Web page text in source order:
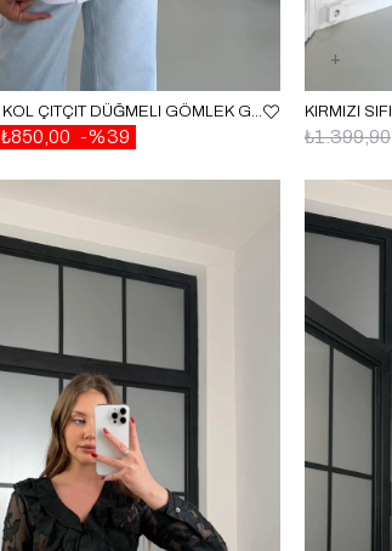
BEYAZ SIFIR KOL ÇITÇIT DÜĞMELI GÖMLEK GAUS-01639
%39
₺850,00 ₺1.399,90